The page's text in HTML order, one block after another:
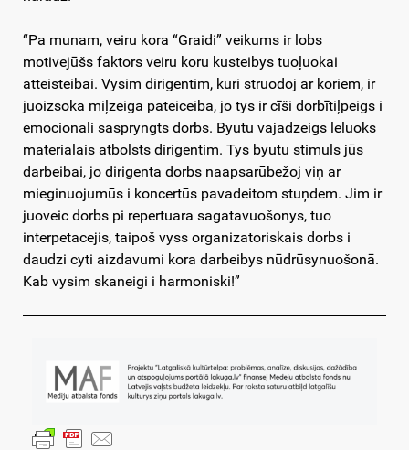
“Pa munam, veiru kora “Graidi” veikums ir lobs
motivejūšs faktors veiru koru kusteibys tuoļuokai
atteisteibai. Vysim dirigentim, kuri struodoj ar koriem, ir
juoizsoka miļzeiga pateiceiba, jo tys ir cīši dorbītiļpeigs i
emocionali saspryngts dorbs. Byutu vajadzeigs leluoks
materialais atbolsts dirigentim. Tys byutu stimuls jūs
darbeibai, jo dirigenta dorbs naapsarūbežoj viņ ar
mieginuojumūs i koncertūs pavadeitom stuņdem. Jim ir
juoveic dorbs pi repertuara sagatavuošonys, tuo
interpetacejis, taipoš vyss organizatoriskais dorbs i
daudzi cyti aizdavumi kora darbeibys nūdrūsynuošonā.
Kab vysim skaneigi i harmoniski!”